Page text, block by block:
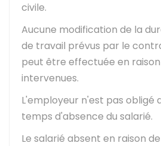
civile.
Aucune modification de la
de travail prévus par le
peut être effectuée en
intervenues.
L'employeur n'est pas obligé
temps d'absence du salarié.
Le salarié absent en raison